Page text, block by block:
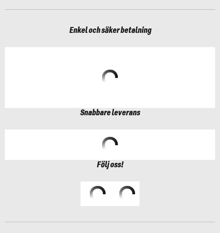
Enkel och säker betalning
Snabbare leverans
Följ oss!